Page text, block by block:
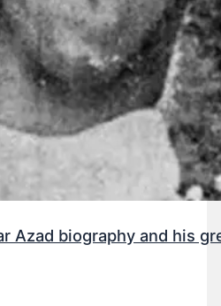
Azad biography and his